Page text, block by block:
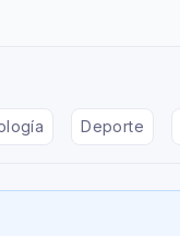
Deporte